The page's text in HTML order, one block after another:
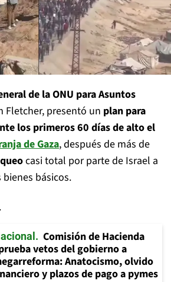
de la ONU para Asuntos
Fletcher, presentó un plan para
los primeros 60 días de alto el
de Gaza, después de más de
casi total por parte de Israel a
básicos.
Comisión de Hacienda
vetos del gobierno a
Anatocismo, olvido
y plazos de pago a pymes